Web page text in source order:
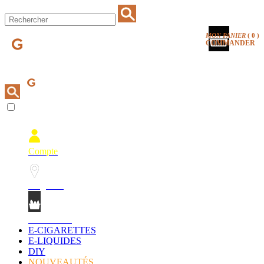
MON PANIER ( 0 )
COMMANDER
Compte
E-CIGARETTES
E-LIQUIDES
DIY
NOUVEAUTÉS